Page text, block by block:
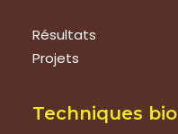
Résultats
Projets
Techniques bio